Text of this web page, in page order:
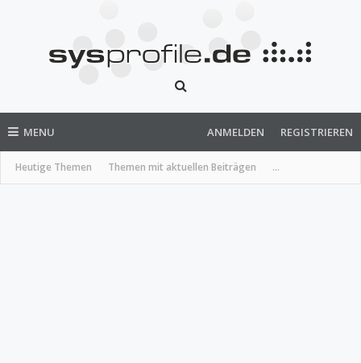
MENU
Heutige Themen Themen mit aktuellen Beiträgen ...
ANMELDEN REGISTRIEREN